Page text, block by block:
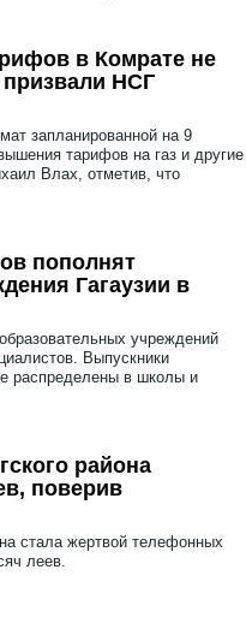
в Комрате не
НСГ
запланированной на 9
тарифов на газ и другие
Влах, отметив, что
пополнят
Гагаузии в
учреждений
Выпускники
распределены в школы и
района
поверив
стала жертвой телефонных
леев.